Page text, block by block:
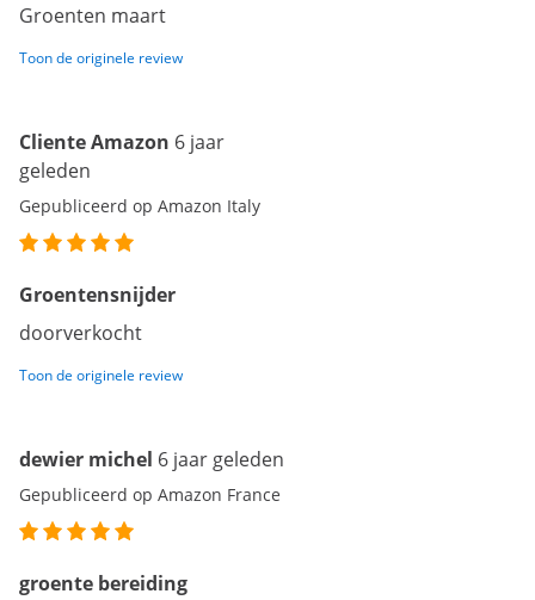
Groenten maart
Toon de originele review
Cliente Amazon 6 jaar
geleden
Gepubliceerd op Amazon Italy
Groentensnijder
doorverkocht
Toon de originele review
dewier michel 6 jaar geleden
Gepubliceerd op Amazon France
groente bereiding